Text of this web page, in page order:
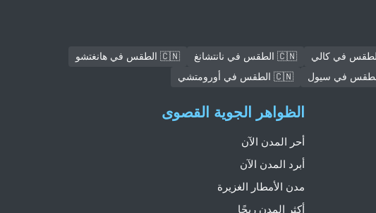
🇨🇳 الطقس في نانتشانغ
🇨🇳 الطقس في هانغتشو
🇨🇳 الطقس في أورومتشي
الظواهر الجوية القصوى
أحر المدن الآن
أبرد المدن الآن
مدن الأمطار الغزيرة
أكثر المدن ريحًا